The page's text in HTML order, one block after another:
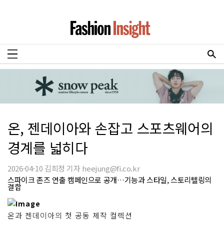
온, 젠데이아와 손잡고 스포츠웨어의
경계를 넓히다
2026-04-10 김희정 기자 heejung@fi.co.kr
스파이크 존즈 연출 캠페인으로 공개…기능과 스타일, 스토리텔링의
결합
온과 젠데이아의 첫 공동 제작 컬렉션